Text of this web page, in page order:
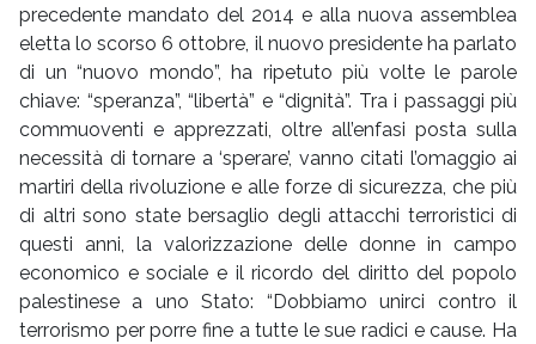
precedente mandato del 2014 e alla nuova assemblea
eletta lo scorso 6 ottobre, il nuovo presidente ha parlato
di un “nuovo mondo”, ha ripetuto più volte le parole
chiave: “speranza”, “libertà” e “dignità”. Tra i passaggi più
commuoventi e apprezzati, oltre all’enfasi posta sulla
necessità di tornare a ‘sperare’, vanno citati l’omaggio ai
martiri della rivoluzione e alle forze di sicurezza, che più
di altri sono state bersaglio degli attacchi terroristici di
questi anni, la valorizzazione delle donne in campo
economico e sociale e il ricordo del diritto del popolo
palestinese a uno Stato: “Dobbiamo unirci contro il
terrorismo per porre fine a tutte le sue radici e cause. Ha